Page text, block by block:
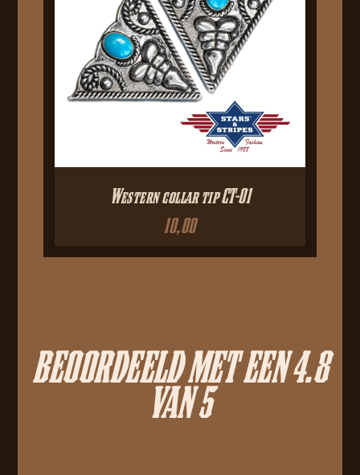
Western collar tip CT-01
10,00
BEOORDEELD MET EEN 4.8
VAN 5